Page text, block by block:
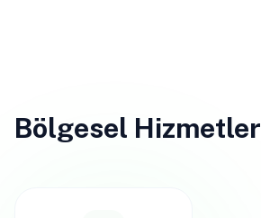
Bölgesel Hizmetler